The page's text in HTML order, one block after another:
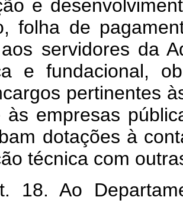
e
folha de
servidores da
e fundacional,
pertinentes
às empresas
dotações à
técnica com
Ao